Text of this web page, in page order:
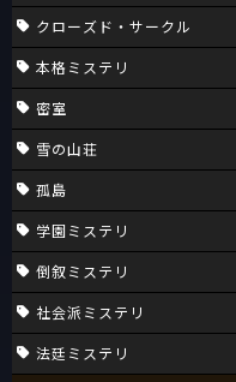
クローズド・サークル
本格ミステリ
密室
雪の山荘
孤島
学園ミステリ
倒叙ミステリ
社会派ミステリ
法廷ミステリ